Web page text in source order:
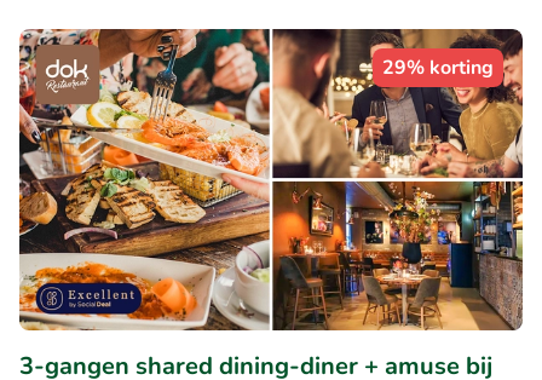
29% korting
3-gangen shared dining-diner + amuse bij